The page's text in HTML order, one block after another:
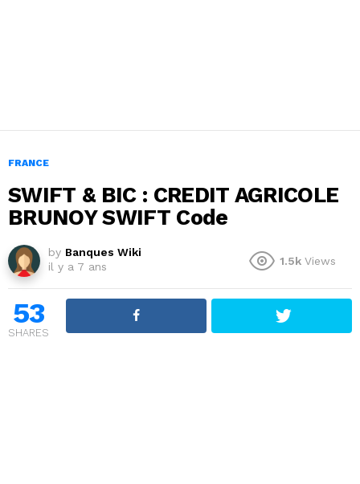
FRANCE
SWIFT & BIC : CREDIT AGRICOLE
BRUNOY SWIFT Code
by Banques Wiki
il y a 7 ans
1.5k Views
53
SHARES